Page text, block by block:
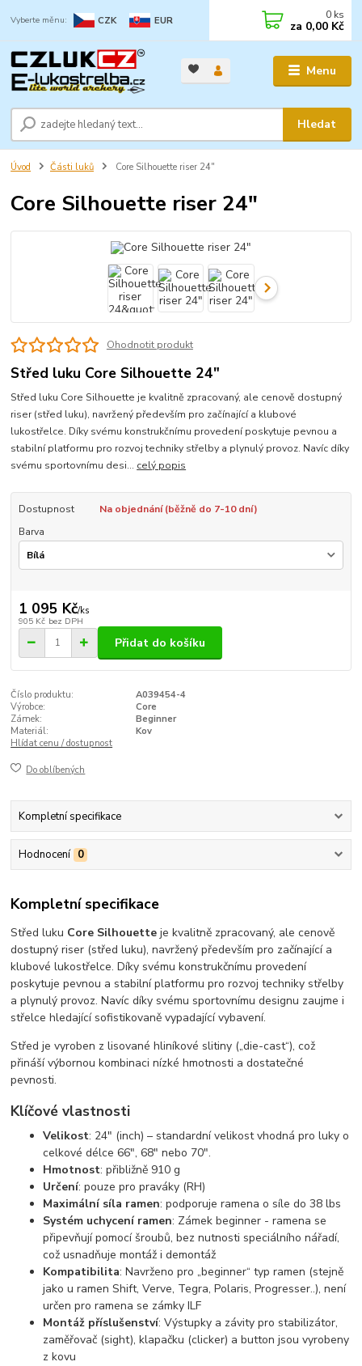
Menu
CZK EUR
Hledat
0 ks
za 0,00 Kč
Úvod Části luků Core Silhouette riser 24"
Core Silhouette riser 24"
Ohodnotit produkt
Střed luku Core Silhouette 24"
Střed luku Core Silhouette je kvalitně zpracovaný, ale cenově dostupný
riser (střed luku), navržený především pro začínající a klubové
lukostřelce. Díky svému konstrukčnímu provedení poskytuje pevnou a
stabilní platformu pro rozvoj techniky střelby a plynulý provoz. Navíc díky
svému sportovnímu desi... celý popis
Dostupnost
Na objednání (běžně do 7-10 dní)
Barva
1 095 Kč/ks
905 Kč bez DPH
Přidat do košíku
Číslo produktu:
A039454-4
Výrobce:
Core
Zámek:
Beginner
Materiál:
Kov
Hlídat cenu / dostupnost
Do oblíbených
Kompletní specifikace
Hodnocení 0
Kompletní specifikace
Střed luku Core Silhouette je kvalitně zpracovaný, ale cenově
dostupný riser (střed luku), navržený především pro začínající a
klubové lukostřelce. Díky svému konstrukčnímu provedení
poskytuje pevnou a stabilní platformu pro rozvoj techniky střelby
a plynulý provoz. Navíc díky svému sportovnímu designu zaujme i
střelce hledající sofistikovaně vypadající vybavení.
Střed je vyroben z lisované hliníkové slitiny („die-cast“), což
přináší výbornou kombinaci nízké hmotnosti a dostatečné
pevnosti.
Klíčové vlastnosti
Velikost: 24″ (inch) – standardní velikost vhodná pro luky o
celkové délce 66″, 68″ nebo 70″.
Hmotnost: přibližně 910 g
Určení: pouze pro praváky (RH)
Maximální síla ramen: podporuje ramena o síle do 38 lbs
Systém uchycení ramen: Zámek beginner - ramena se
připevňují pomocí šroubů, bez nutnosti speciálního nářadí,
což usnadňuje montáž i demontáž
Kompatibilita: Navrženo pro „beginner“ typ ramen (stejně
jako u ramen Shift, Verve, Tegra, Polaris, Progresser..), není
určen pro ramena se zámky ILF
Montáž příslušenství: Výstupky a závity pro stabilizátor,
zaměřovač (sight), klapačku (clicker) a button jsou vyrobeny
z kovu